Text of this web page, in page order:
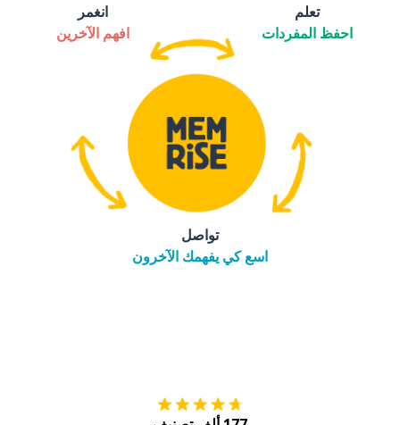
تعلم
احفظ المفردات
انغمر
افهم الآخرين
تواصل
اسع كي يفهمك الآخرون